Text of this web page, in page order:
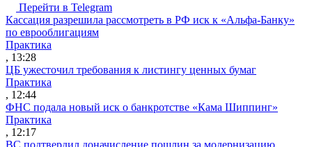
Перейти в Telegram
Кассация разрешила рассмотреть в РФ иск к «Альфа-Банку»
по еврооблигациям
Практика
, 13:28
ЦБ ужесточил требования к листингу ценных бумаг
Практика
, 12:44
ФНС подала новый иск о банкротстве «Кама Шиппинг»
Практика
, 12:17
ВС подтвердил доначисление пошлин за модернизацию